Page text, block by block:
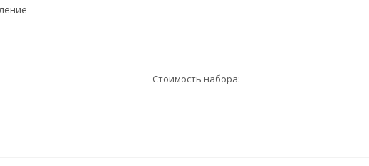
Стоимость набора: